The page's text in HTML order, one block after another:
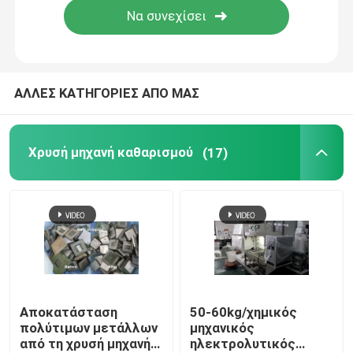
Ποιοτικός έλεγχος
Μας ελάτε σε επαφή με
Χρυσή μηχανή καθαρισμού
Εξοπλισμός καθαρισμού λευκόχρυσου
ΑΛΛΕΣ ΚΑΤΗΓΟΡΙΕΣ ΑΠΟ ΜΑΣ
Χρυσή μηχανή καθαρισμού (17)
Αποκατάσταση
πολύτιμων μετάλλων
από τη χρυσή μηχανή
50-60kg/χημικός
μηχανικός
ηλεκτρολυτικός